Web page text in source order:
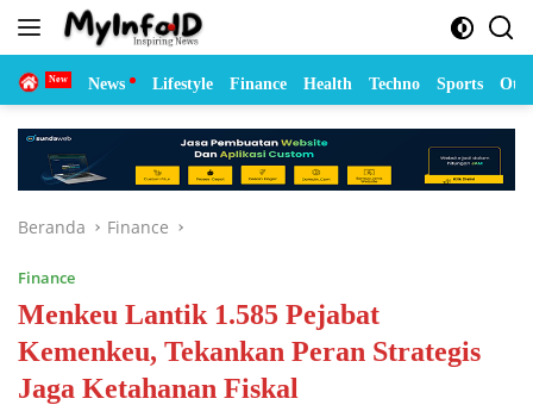
Langsung
Home News Lifestyle Finance Health Techno Sports
Beranda Finance
Finance
Menkeu Lantik 1.585 Pejabat
Kemenkeu, Tekankan Peran Strategis
Jaga Ketahanan Fiskal